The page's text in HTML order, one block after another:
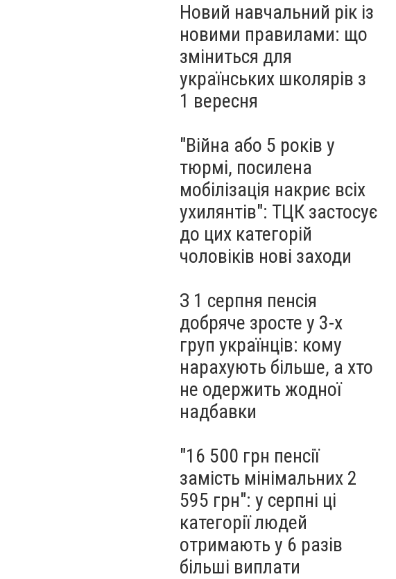
Новий навчальний рік із
новими правилами: що
зміниться для
українських школярів з
1 вересня
"Війна або 5 років у
тюрмі, посилена
мобілізація накриє всіх
ухилянтів": ТЦК застосує
до цих категорій
чоловіків нові заходи
З 1 серпня пенсія
добряче зросте у 3-х
груп українців: кому
нарахують більше, а хто
не одержить жодної
надбавки
"16 500 грн пенсії
замість мінімальних 2
595 грн": у серпні ці
категорії людей
отримають у 6 разів
більші виплати